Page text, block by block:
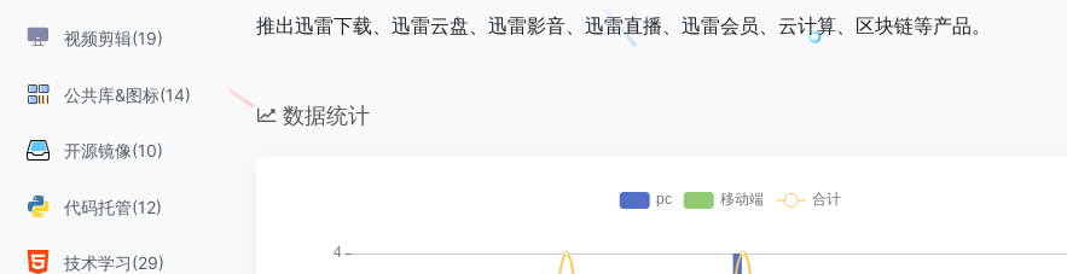
视频剪辑(19)
公共库&图标(14)
开源镜像(10)
代码托管(12)
技术学习(29)
推出迅雷下载、迅雷云盘、迅雷影音、迅雷直播、迅雷会员、云计算、区块链等产品。
数据统计